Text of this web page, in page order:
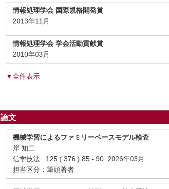
情報処理学会 国際規格開発賞
2013年11月
情報処理学会 学会活動貢献賞
2010年03月
▼全件表示
論文
機械学習によるファミリーベースモデル検査
岸 知二
信学技法 125 ( 376 ) 85 - 90 2026年03月
担当区分：筆頭著者